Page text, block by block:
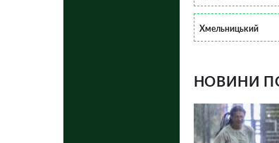
Хмельницький
НОВИНИ